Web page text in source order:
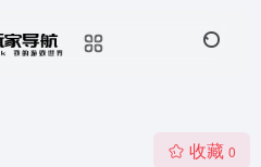
收藏 0